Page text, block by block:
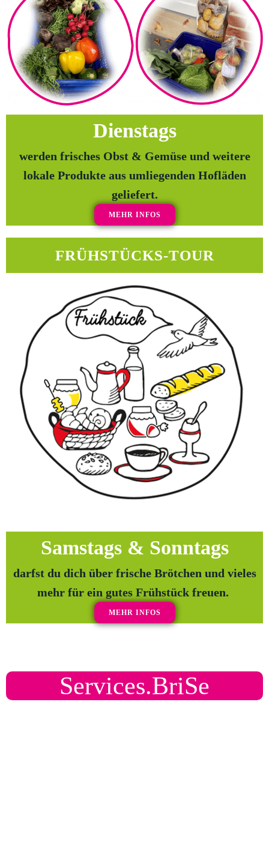
Dienstags
werden frisches Obst & Gemüse und weitere
lokale Produkte aus umliegenden Hofläden
geliefert.
MEHR INFOS
FRÜHSTÜCKS-TOUR
Samstags & Sonntags
darfst du dich über frische Brötchen und vieles
mehr für ein gutes Frühstück freuen.
MEHR INFOS
Services.BriSe